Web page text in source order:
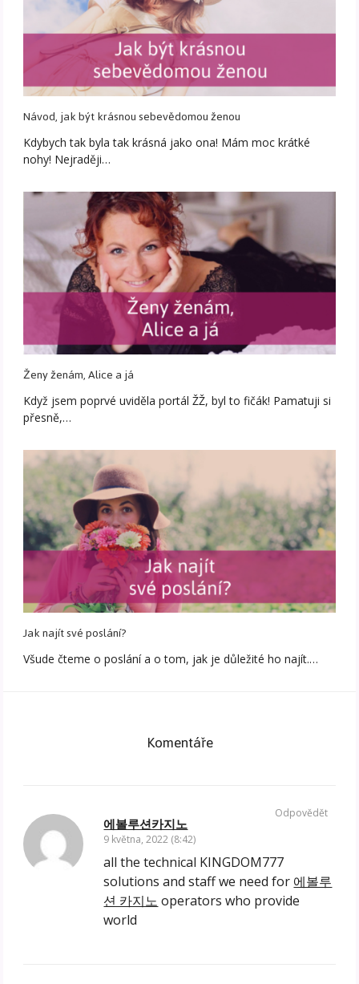
Návod, jak být krásnou sebevědomou ženou
Kdybych tak byla tak krásná jako ona! Mám moc krátké
nohy! Nejraději…
Ženy ženám, Alice a já
Když jsem poprvé uviděla portál ŽŽ, byl to fičák! Pamatuji si
přesně,…
Jak najít své poslání?
Všude čteme o poslání a o tom, jak je důležité ho najít.…
Komentáře
에볼루션카지노
9 května, 2022 (8:42)
all the technical KINGDOM777
solutions and staff we need for 에볼루
션 카지노 operators who provide
world
Odpovědět